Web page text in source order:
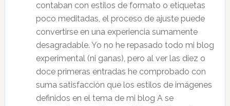
contaban con estilos de formato o etiquetas
poco meditadas, el proceso de ajuste puede
convertirse en una experiencia sumamente
desagradable. Yo no he repasado todo mi blog
experimental (ni ganas), pero al ver las diez o
doce primeras entradas he comprobado con
suma satisfacción que los estilos de imágenes
definidos en el tema de mi blog A se